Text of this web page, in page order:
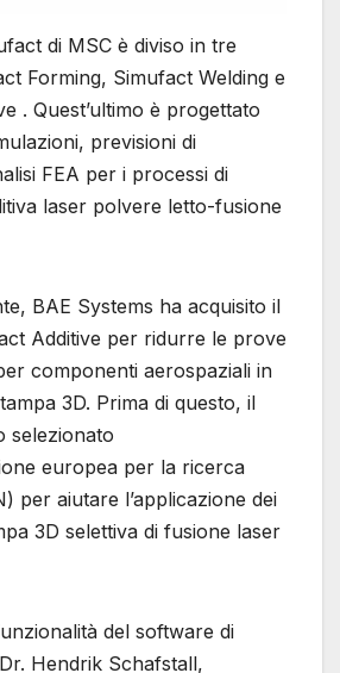
di MSC è diviso in tre
Forming, Simufact Welding e
. Quest’ultimo è progettato
previsioni di
FEA per i processi di
laser polvere letto-fusione
BAE Systems ha acquisito il
Additive per ridurre le prove
componenti aerospaziali in
3D. Prima di questo, il
selezionato
europea per la ricerca
per aiutare l’applicazione dei
3D selettiva di fusione laser
del software di
Hendrik Schafstall,